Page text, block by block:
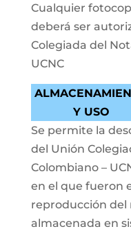
Cualquier
deberá ser
Colegiada del
UCNC
Y USO
Se permite la
del Unión
Colombiano –
en el que fueron
reproducción del
almacenada en